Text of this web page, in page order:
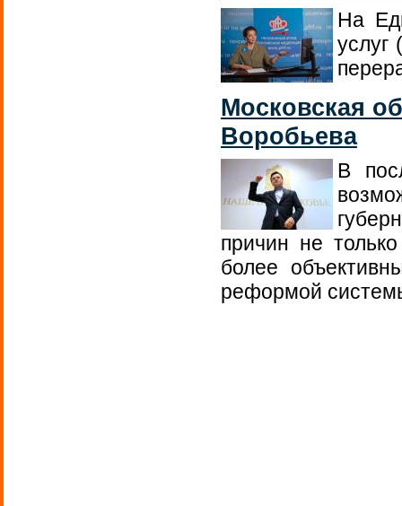
На
услуг
Московская
Воробьева
В
причин не
более
реформой